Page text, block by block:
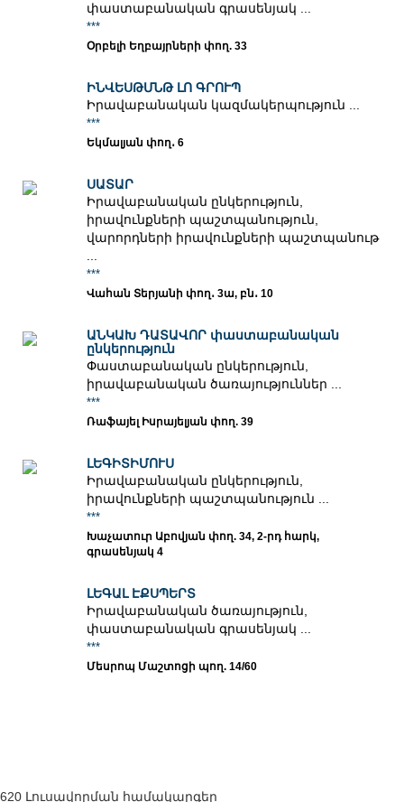
փաստաբանական գրասենյակ ...
***
Օրբելի Եղբայրների փող. 33
ԻՆՎԵՍԹՄՆԹ ԼՈ ԳՐՈՒՊ
Իրավաբանական կազմակերպություն ...
***
Եկմալյան փող․ 6
ՍԱՏԱՐ
Իրավաբանական ընկերություն,
իրավունքների պաշտպանություն,
վարորդների իրավունքների պաշտպանութ
***
Վահան Տերյանի փող․ 3ա, բն․ 10
ԱՆԿԱԽ ԴԱՏԱՎՈՐ փաստաբանական
ընկերություն
Փաստաբանական ընկերություն,
իրավաբանական ծառայություններ ...
***
Ռաֆայել Իսրայելյան փող. 39
ԼԵԳԻՏԻՄՈՒՍ
Իրավաբանական ընկերություն,
իրավունքների պաշտպանություն ...
***
Խաչատուր Աբովյան փող. 34, 2-րդ հարկ,
գրասենյակ 4
ԼԵԳԱԼ ԷՔՍՊԵՐՏ
Իրավաբանական ծառայություն,
փաստաբանական գրասենյակ ...
***
Մեսրոպ Մաշտոցի պող. 14/60
620 Լուսավորման համակարգեր